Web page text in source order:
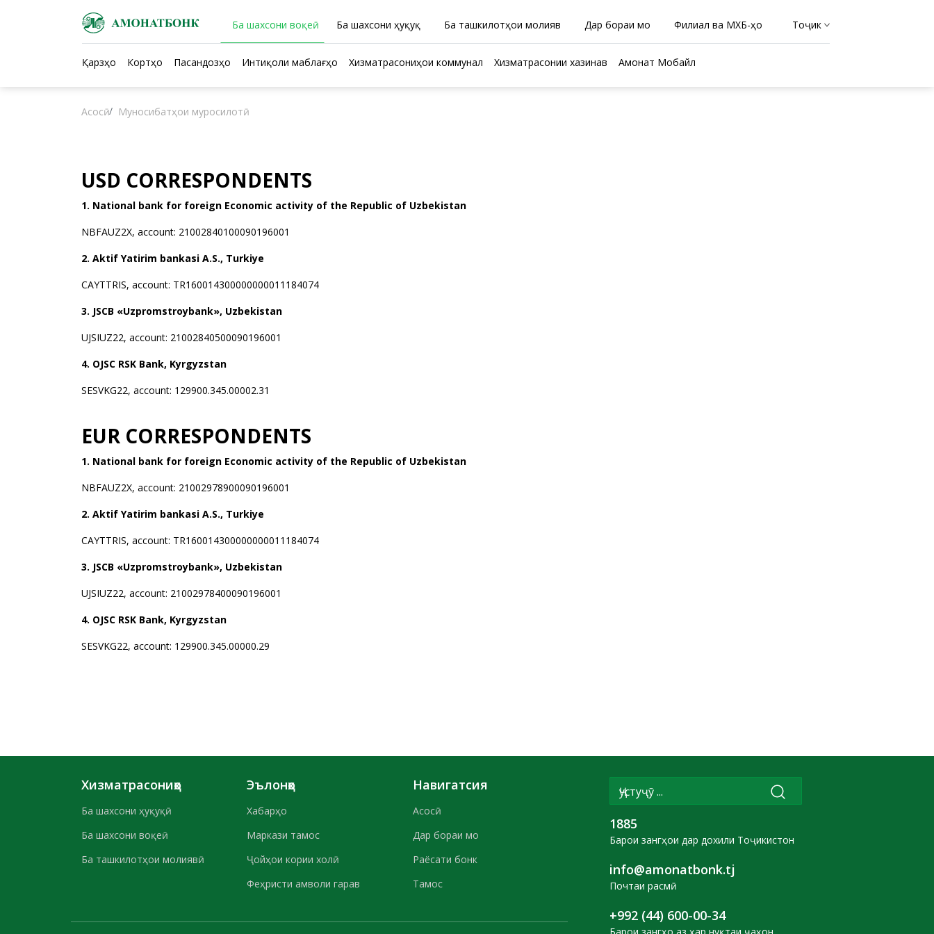
Ба шахсони воқеӣ Ба шахсони ҳуқуқӣ Ба ташкилотҳои молиявӣ Дар бораи мо Филиал ва МХБ-ҳо Тоҷикӣ
Қарзҳо Кортҳо Пасандозҳо Интиқоли маблағҳо Хизматрасониҳои коммуналӣ Хизматрасонии хазинавӣ Амонат Мобайл
Асосӣ Муносибатҳои муросилотӣ
USD CORRESPONDENTS
1. National bank for foreign Economic activity of the Republic of Uzbekistan
NBFAUZ2X, account: 21002840100090196001
2. Aktif Yatirim bankasi A.S., Turkiye
CAYTTRIS, account: TR160014300000000011184074
3. JSCB «Uzpromstroybank», Uzbekistan
UJSIUZ22, account: 21002840500090196001
4. OJSC RSK Bank, Kyrgyzstan
SESVKG22, account: 129900.345.00002.31
EUR CORRESPONDENTS
1. National bank for foreign Economic activity of the Republic of Uzbekistan
NBFAUZ2X, account: 21002978900090196001
2. Aktif Yatirim bankasi A.S., Turkiye
CAYTTRIS, account: TR160014300000000011184074
3. JSCB «Uzpromstroybank», Uzbekistan
UJSIUZ22, account: 21002978400090196001
4. OJSC RSK Bank, Kyrgyzstan
SESVKG22, account: 129900.345.00000.29
Хизматрасониҳо
Ба шахсони ҳуқуқӣ
Ба шахсони воқеӣ
Ба ташкилотҳои молиявӣ
Эълонҳо
Хабарҳо
Маркази тамос
Ҷойҳои кории холӣ
Феҳристи амволи гарав
Навигатсия
Асосӣ
Дар бораи мо
Раёсати бонк
Тамос
1885
Барои зангҳои дар дохили Тоҷикистон
info@amonatbonk.tj
Почтаи расмӣ
+992 (44) 600-00-34